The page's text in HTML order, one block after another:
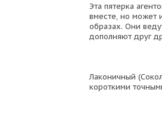
Эта пятерка
вместе, но может
образах. Они
дополняют друг
Лаконичный
короткими